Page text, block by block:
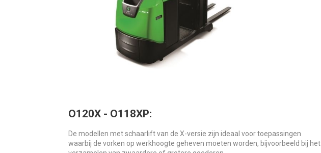
O120X - O118XP:
De modellen met schaarlift van de X-versie zijn ideaal voor toepassingen
waarbij de vorken op werkhoogte geheven moeten worden, bijvoorbeeld bij het